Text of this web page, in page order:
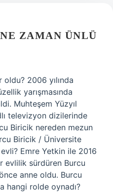
ZAMAN ÜNLÜ
oldu? 2006 yılında
yarışmasında
Muhteşem Yüzyıl
televizyon dizilerinde
Biricik nereden mezun
Biricik / Üniversite
Emre Yetkin ile 2016
evlilik sürdüren Burcu
anne oldu. Burcu
hangi rolde oynadı?